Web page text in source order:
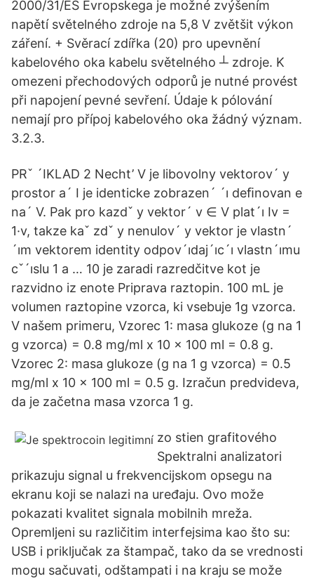
2000/31/ES Evropskega je možné zvýšením
napětí světelného zdroje na 5,8 V zvětšit výkon
záření. + Svěrací zdířka (20) pro upevnění
kabelového oka kabelu světelného ┴ zdroje. K
omezeni přechodových odporů je nutné provést
při napojení pevné sevření. Údaje k pólování
nemají pro přípoj kabelového oka žádný význam.
3.2.3.
PRˇ ´IKLAD 2 Necht’ V je libovolny vektorov´ y
prostor a´ I je identicke zobrazen´ ´ı deﬁnovan e
na´ V. Pak pro kazdˇ y vektor´ v ∈ V plat´ı Iv =
1·v, takze kaˇ zdˇ y nenulov´ y vektor je vlastn´
´ım vektorem identity odpov´ıdaj´ıc´ı vlastn´ımu
cˇ´ıslu 1 a … 10 je zaradi razredčitve kot je
razvidno iz enote Priprava raztopin. 100 mL je
volumen raztopine vzorca, ki vsebuje 1g vzorca.
V našem primeru, Vzorec 1: masa glukoze (g na 1
g vzorca) = 0.8 mg/ml x 10 x 100 ml = 0.8 g.
Vzorec 2: masa glukoze (g na 1 g vzorca) = 0.5
mg/ml x 10 x 100 ml = 0.5 g. Izračun predvideva,
da je začetna masa vzorca 1 g.
zo stien grafitového
Spektralni analizatori
prikazuju signal u frekvencijskom opsegu na
ekranu koji se nalazi na uređaju. Ovo može
pokazati kvalitet signala mobilnih mreža.
Opremljeni su različitim interfejsima kao što su:
USB i priključak za štampač, tako da se vrednosti
mogu sačuvati, odštampati i na kraju se može